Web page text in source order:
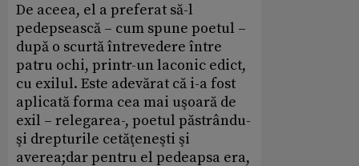
De aceea, el a preferat să-l
pedepsească – cum spune poetul –
după o scurtă întrevedere între
patru ochi, printr-un laconic edict,
cu exilul. Este adevărat că i-a fost
aplicată forma cea mai uşoară de
exil – relegarea-, poetul păstrându-
şi drepturile cetăţeneşti şi
averea;dar pentru el pedeapsa era,